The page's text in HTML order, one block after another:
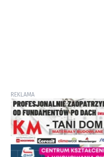
REKLAMA